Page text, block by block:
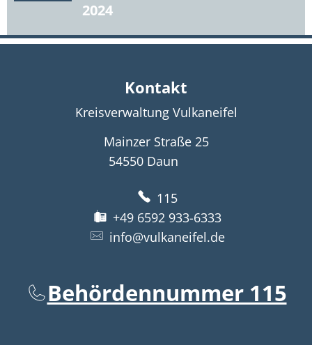
2024
Kontakt
Kreisverwaltung Vulkaneifel
Mainzer Straße 25
54550 Daun
115
+49 6592 933-6333
info@vulkaneifel.de
Behördennummer 115